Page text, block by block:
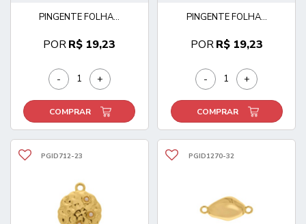
PINGENTE FOLHA...
PORR$ 19,23
- +
COMPRAR
PINGENTE FOLHA...
PORR$ 19,23
- +
COMPRAR
PGID712-23 PGID1270-32